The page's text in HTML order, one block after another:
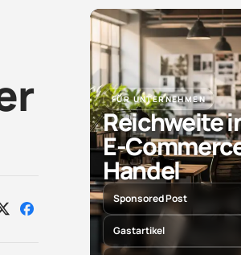
Auf Auf
FÜR UNTERNEHMEN
Reichweite
E-
Handel
Sponsored Post
Gastartikel